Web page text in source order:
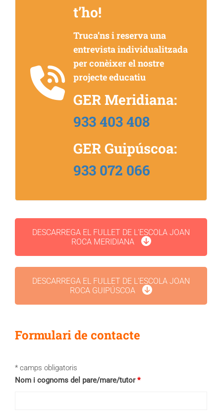
t’ho!
Truca’ns i reserva una
entrevista individualitzada
per conèixer el nostre
projecte educatiu
GER Meridiana:
933 403 408
GER Guipúscoa:
933 072 066
DESCARREGA EL FULLET DE L'ESCOLA JOAN
ROCA MERIDIANA
DESCARREGA EL FULLET DE L'ESCOLA JOAN
ROCA GUIPÚSCOA
Formulari de contacte
* camps obligatoris
Nom i cognoms del pare/mare/tutor*